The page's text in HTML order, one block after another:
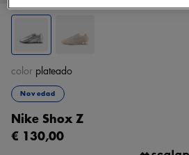
Novedad
Nike Shox Z
€ 130,00
color plateado